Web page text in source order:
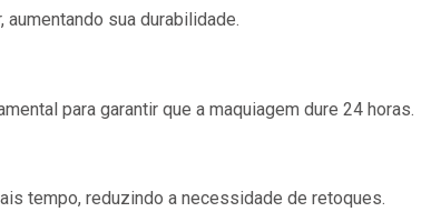
sua durabilidade.
para garantir que a maquiagem dure 24 horas.
tempo, reduzindo a necessidade de retoques.